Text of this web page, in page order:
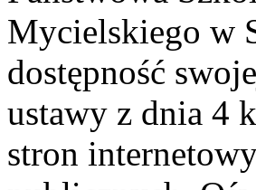
Mycielskiego w
dostępność
ustawy z dnia 4
stron